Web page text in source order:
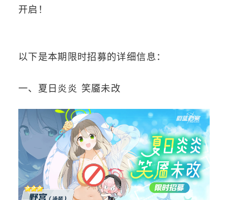
开启！
以下是本期限时招募的详细信息：
一、夏日炎炎 笑靥未改